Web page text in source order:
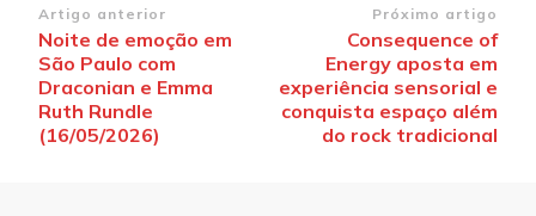
Navegação
de
post
Artigo anterior
Noite de emoção em
São Paulo com
Draconian e Emma
Ruth Rundle
(16/05/2026)
Próximo artigo
Consequence of
Energy aposta em
experiência sensorial e
conquista espaço além
do rock tradicional